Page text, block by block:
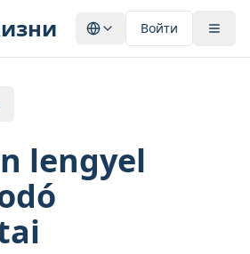
Войти
lengyel